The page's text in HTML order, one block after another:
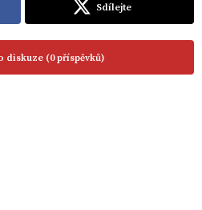
Sdílejte
diskuze (0 příspěvků)